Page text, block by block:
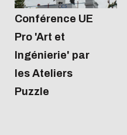
Conférence UE
Pro 'Art et
Ingénierie' par
les Ateliers
Puzzle